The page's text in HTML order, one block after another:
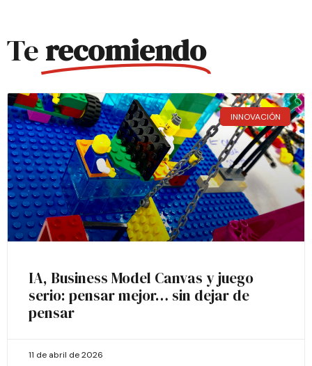
Terecomiendo
INNOVACIÓN
IA, Business Model Canvas y juego
serio: pensar mejor… sin dejar de
pensar
11 de abril de 2026